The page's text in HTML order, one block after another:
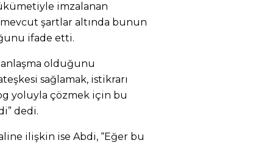
imzalanan
şartlar altında bunun
ifade etti.
olduğunu
sağlamak, istikrarı
yoluyla çözmek için bu
dedi.
ilişkin ise Abdi, “Eğer bu